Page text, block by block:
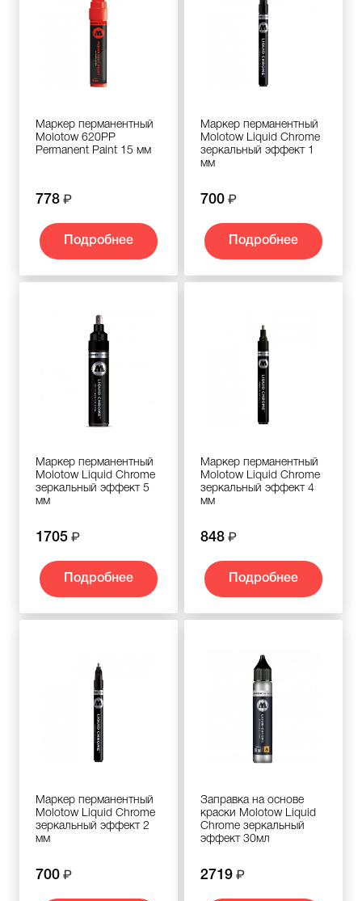
Маркер перманентный
Molotow 620PP
Permanent Paint 15 мм
778
Подробнее
Маркер перманентный
Molotow Liquid Chrome
зеркальный эффект 1
мм
700
Подробнее
Маркер перманентный
Molotow Liquid Chrome
зеркальный эффект 5
мм
1705
Подробнее
Маркер перманентный
Molotow Liquid Chrome
зеркальный эффект 4
мм
848
Подробнее
Маркер перманентный
Molotow Liquid Chrome
зеркальный эффект 2
мм
700
Заправка на основе
краски Molotow Liquid
Chrome зеркальный
эффект 30мл
2719